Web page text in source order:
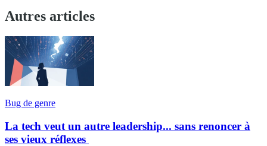
Autres articles
Bug de genre
La tech veut un autre leadership... sans renoncer à
ses vieux réflexes